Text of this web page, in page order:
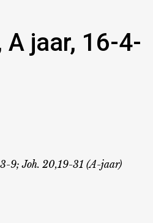
jaar, 16-4-
9; Joh. 20,19-31 (A-jaar)